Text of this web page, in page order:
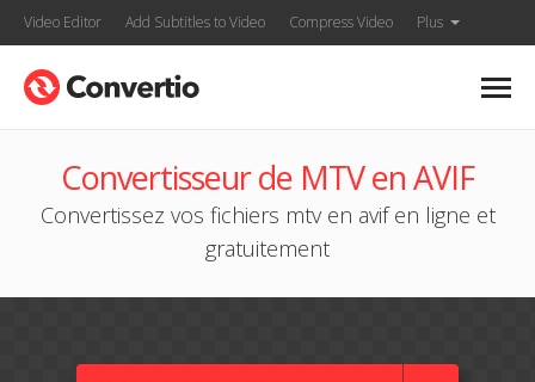
Video Editor Add Subtitles to Video Compress Video Plus
Convertisseur de MTV en AVIF
Convertissez vos fichiers mtv en avif en ligne et
gratuitement